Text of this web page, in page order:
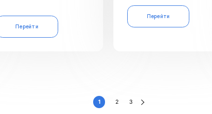
Перейти
Перейти
1 2 3